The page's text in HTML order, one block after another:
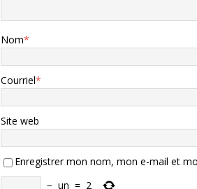
Nom*
Courriel*
Site web
Enregistrer mon nom, mon e-mail et
− un = 2